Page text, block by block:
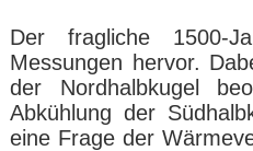
Der fragliche 1500-
Messungen hervor.
der Nordhalbkugel
Abkühlung der
eine Frage der